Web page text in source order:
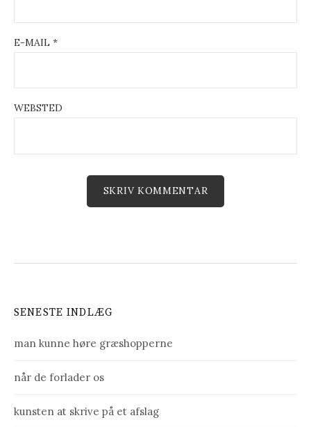
E-MAIL *
WEBSTED
SENESTE INDLÆG
man kunne høre græshopperne
når de forlader os
kunsten at skrive på et afslag